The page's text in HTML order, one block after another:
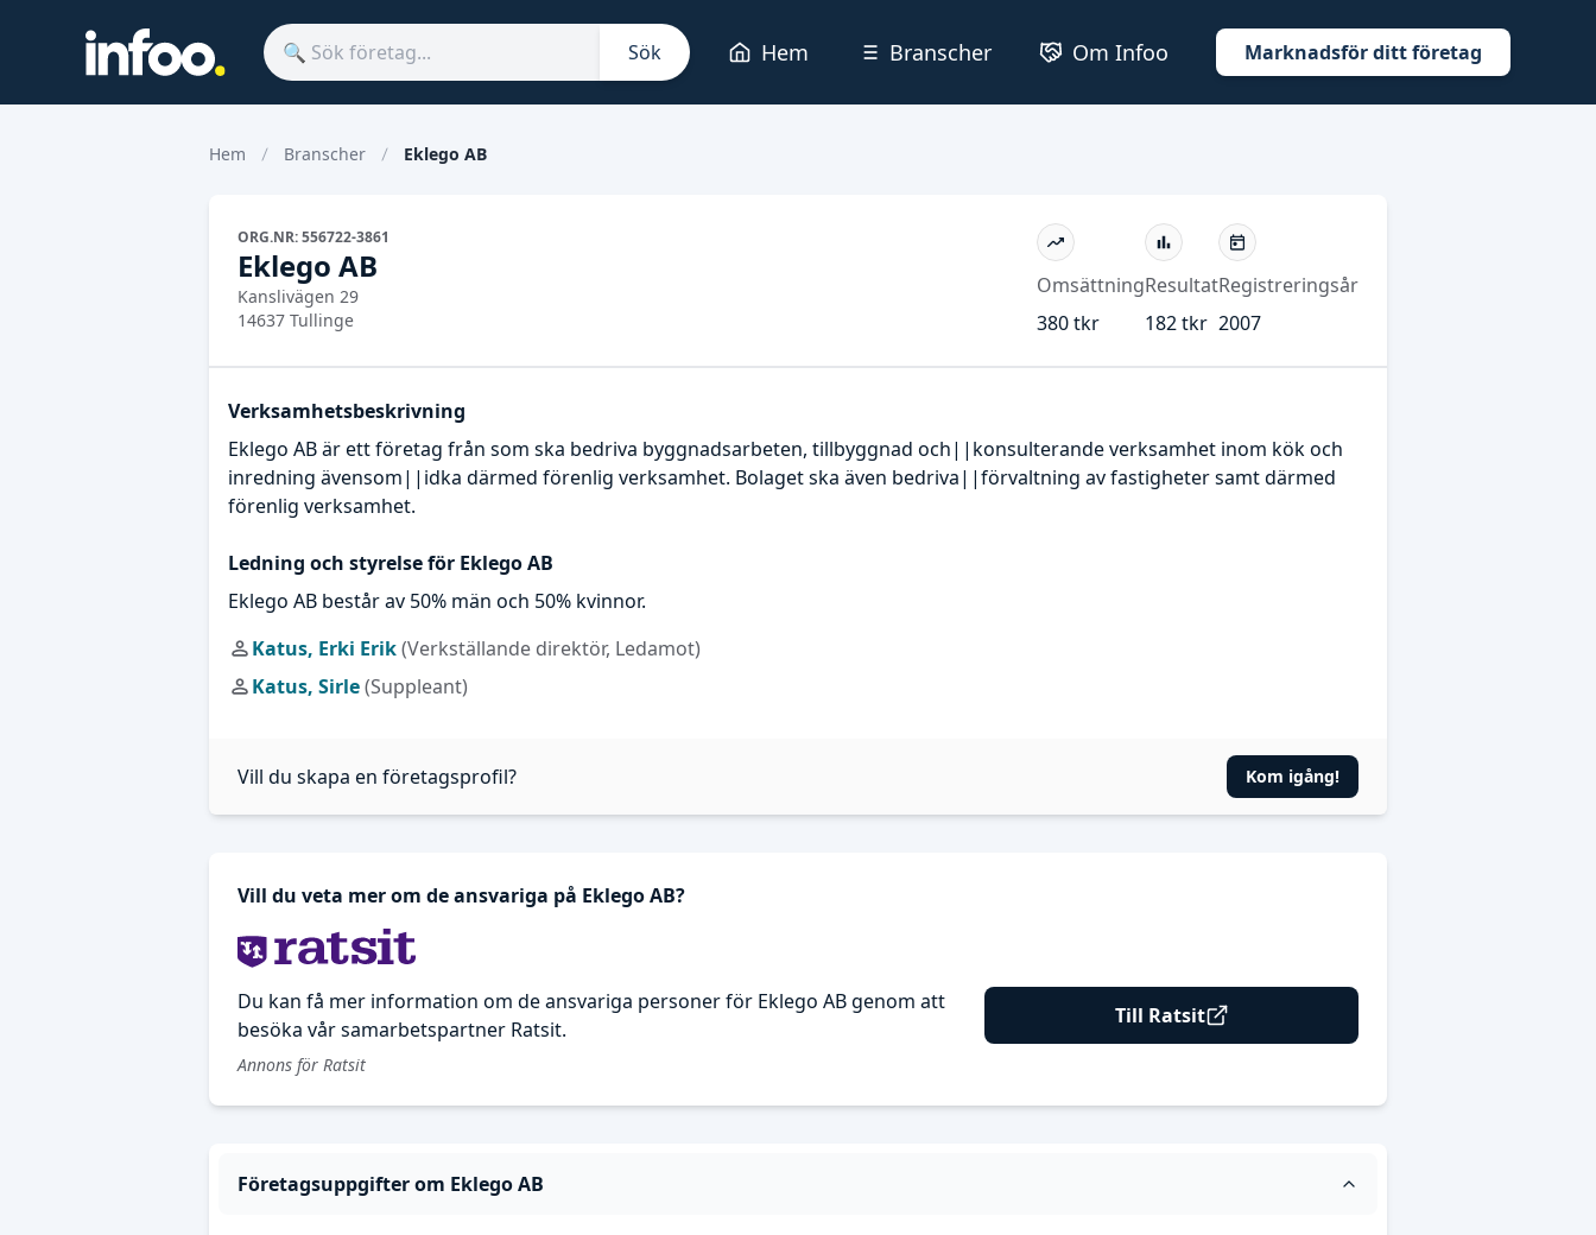
Sök Hem Branscher Om Infoo Marknadsför ditt företag
Hem Branscher Eklego AB
ORG.NR: 556722-3861
Eklego AB
Kanslivägen 29
14637 Tullinge
Omsättning
380 tkr
Resultat
182 tkr
Registreringsår
2007
Verksamhetsbeskrivning
Eklego AB är ett företag från som ska bedriva byggnadsarbeten, tillbyggnad och||konsulterande verksamhet inom kök och
inredning ävensom||idka därmed förenlig verksamhet. Bolaget ska även bedriva||förvaltning av fastigheter samt därmed
förenlig verksamhet.
Ledning och styrelse för Eklego AB
Eklego AB består av 50% män och 50% kvinnor.
Katus, Erki Erik(Verkställande direktör, Ledamot)
Katus, Sirle(Suppleant)
Vill du skapa en företagsprofil? Kom igång!
Vill du veta mer om de ansvariga på Eklego AB?
Du kan få mer information om de ansvariga personer för Eklego AB genom att
besöka vår samarbetspartner Ratsit.
Till Ratsit
Annons för Ratsit
Företagsuppgifter om Eklego AB